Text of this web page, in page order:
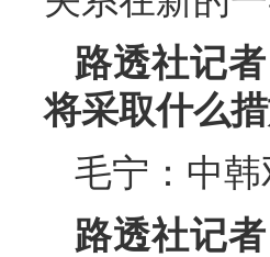
路透社记
将采取什么
毛宁：中
路透社记